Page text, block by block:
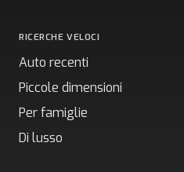
RICERCHE VELOCI
Auto recenti
Piccole dimensioni
Per famiglie
Di lusso